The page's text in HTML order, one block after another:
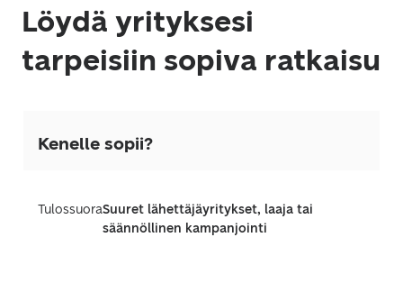
Löydä yrityksesi
tarpeisiin sopiva ratkaisu
Kenelle sopii?
TulossuoraSuuret lähettäjäyritykset, laaja tai
säännöllinen kampanjointi